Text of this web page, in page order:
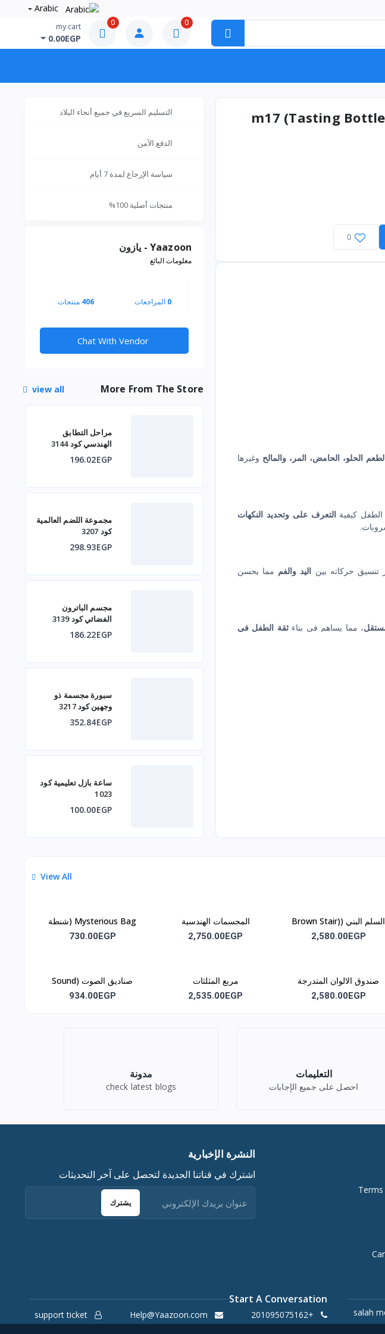
0
0
my cart
0.00EGP
0
الحلو، الحامض، المر، والمالح وغيرها
الطفل كيفيةالتعرف على وتحديد النكهات
تنسيق حركاته بين اليد والفم مما يحسن
، مما يساهم في بناءثقة الطفل في
التسليم السريع في جميع أنحاء البلاد
الدفع الآمن
سياسة الإرجاع لمدة 7 أيام
منتجات أصلية 100%
Yaazoon - يازون
معلومات البائع
0 المراجعات 406 منتجات
Chat With Vendor
More From The Store
view all
مراحل التطابق
الهندسي كود 3144
196.02EGP
مجموعة اللضم العالمية
كود 3207
298.93EGP
مجسم الباترون
الفضائي كود 3139
186.22EGP
سبورة مجسمة ذو
وجهين كود 3217
352.84EGP
ساعة بازل تعليمية كود
1023
100.00EGP
View All
السلم البني (Brown Stair)
m4
2,580.00EGP
المجسمات الهندسية
2,750.00EGP
Mysterious Bag (شنطة
الأسرار)
730.00EGP
صندوق الالوان المتدرجة
m10
2,580.00EGP
مربع المثلثات
(Constructive Triangles)
2,535.00EGP
صناديق الصوت (Sound
Boxes) M12
934.00EGP
التعليمات
احصل على جميع الإجابات
مدونة
check latest blogs
النشرة الإخبارية
اشترك في قناتنا الجديدة لتحصل على آخر التحديثات
يشترك
Start A Conversation
+201095075162
20